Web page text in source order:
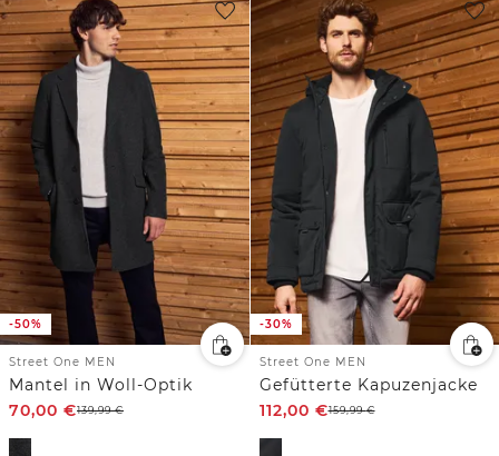
-50%
Street One MEN
Mantel in Woll-Optik
70,00 €139,99€
-30%
Street One MEN
Gefütterte Kapuzenjacke
112,00 €159,99€